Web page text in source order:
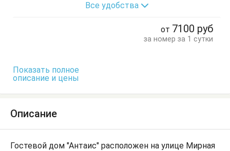
Кровать двуспальная
Все удобства
от 7100 руб
за номер за 1 сутки
Показать полное
описание и цены
Описание
Гостевой дом "Антаис" расположен на улице Мирная